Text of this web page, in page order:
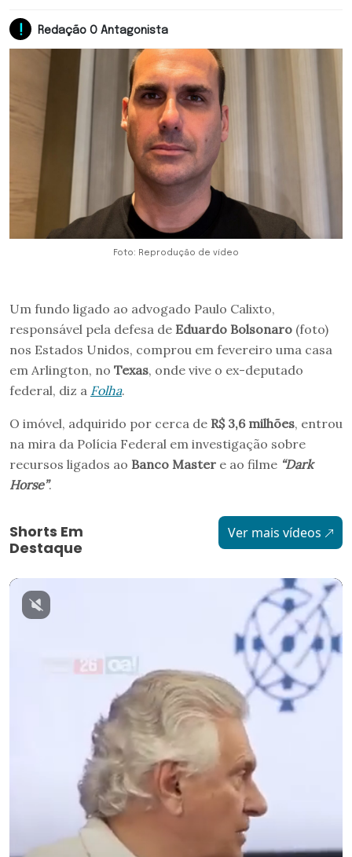
Redação O Antagonista
Foto: Reprodução de vídeo
Um fundo ligado ao advogado Paulo Calixto,
responsável pela defesa de Eduardo Bolsonaro (foto)
nos Estados Unidos, comprou em fevereiro uma casa
em Arlington, no Texas, onde vive o ex-deputado
federal, diz a Folha.
O imóvel, adquirido por cerca de R$ 3,6 milhões, entrou
na mira da Polícia Federal em investigação sobre
recursos ligados ao Banco Master e ao filme “Dark
Horse”.
Shorts Em
Destaque
Ver mais vídeos